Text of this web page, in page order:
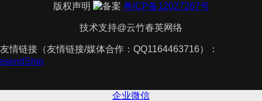
版权声明 粤ICP备12027267号
技术支持@云竹春英网络
友情链接（友情链接/媒体合作：QQ1164463716）：
企业微信